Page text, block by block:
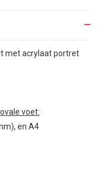
met acrylaat portret
voet:
en A4